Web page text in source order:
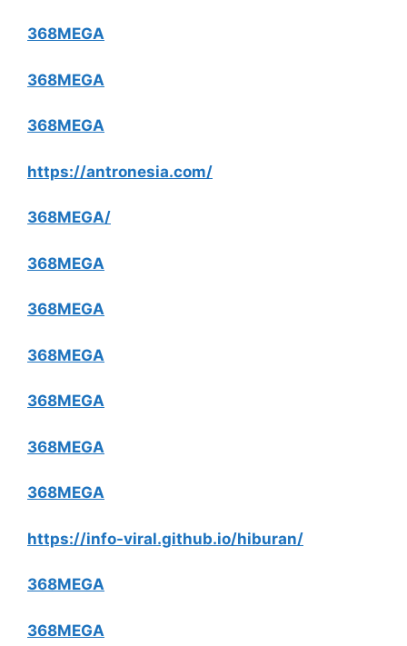
368MEGA
368MEGA
368MEGA
https://antronesia.com/
368MEGA/
368MEGA
368MEGA
368MEGA
368MEGA
368MEGA
368MEGA
https://info-viral.github.io/hiburan/
368MEGA
368MEGA